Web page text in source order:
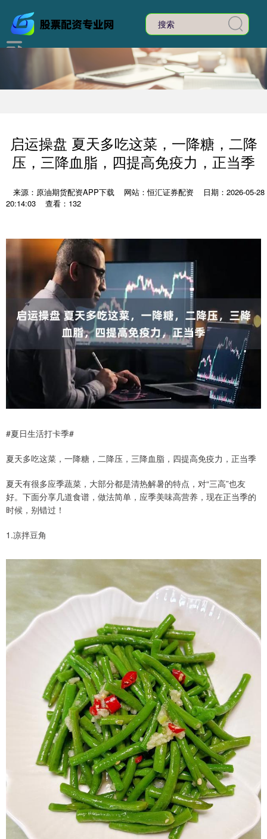
启运操盘 夏天多吃这菜，一降糖，二降
压，三降血脂，四提高免疫力，正当季
来源：原油期货配资APP下载 网站：恒汇证券配资
日期：2026-05-28
20:14:03
查看：132
#夏日生活打卡季#​
夏天多吃这菜，一降糖，二降压，三降血脂，四提高免疫力，正当季
夏天有很多应季蔬菜，大部分都是清热解暑的特点，对“三高”也友
好。下面分享几道食谱，做法简单，应季美味高营养，现在正当季的
时候，别错过！
1.凉拌豆角